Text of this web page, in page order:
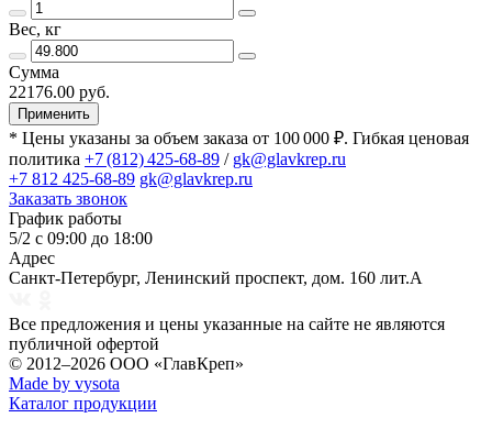
Вес, кг
Сумма
22176.00 руб.
Применить
* Цены указаны за объем заказа от 100 000 ₽. Гибкая ценовая
политика +7 (812) 425-68-89 / gk@glavkrep.ru
+7 812 425-68-89 gk@glavkrep.ru
Заказать звонок
График работы
5/2 с 09:00 до 18:00
Адрес
Санкт-Петербург, Ленинский проспект, дом. 160 лит.А
Все предложения и цены указанные на сайте не являются
публичной офертой
© 2012–2026 ООО «ГлавКреп»
Made by vysota
Каталог продукции